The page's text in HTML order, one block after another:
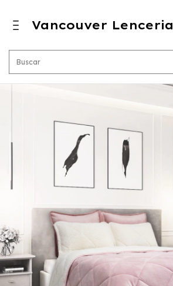
Vancouver Lenceria